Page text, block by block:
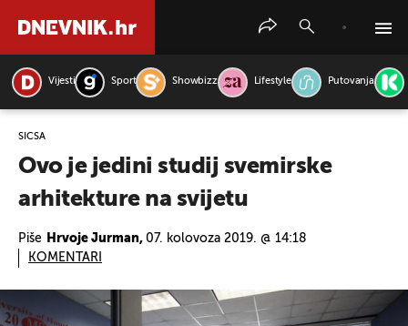
Vijesti Sport Showbizz Lifestyle Putovanja
SICSA
Ovo je jedini studij svemirske
arhitekture na svijetu
Piše Hrvoje Jurman, 07. kolovoza 2019. @ 14:18
KOMENTARI
PRETRAŽITE VIJESTI